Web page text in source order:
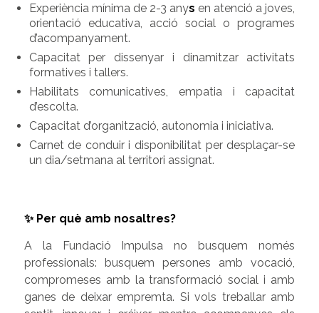
Experiència mínima de 2-3 anys en atenció a joves,
orientació educativa, acció social o programes
d’acompanyament.
Capacitat per dissenyar i dinamitzar activitats
formatives i tallers.
Habilitats comunicatives, empatia i capacitat
d’escolta.
Capacitat d’organització, autonomia i iniciativa.
Carnet de conduir i disponibilitat per desplaçar-se
un dia/setmana al territori assignat.
✨ Per què amb nosaltres?
A la Fundació Impulsa no busquem només
professionals: busquem persones amb vocació,
compromeses amb la transformació social i amb
ganes de deixar empremta. Si vols treballar amb